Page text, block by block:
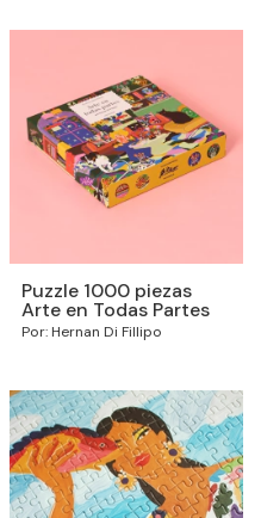
Puzzle 1000 piezas
Arte en Todas Partes
Por: Hernan Di Fillipo